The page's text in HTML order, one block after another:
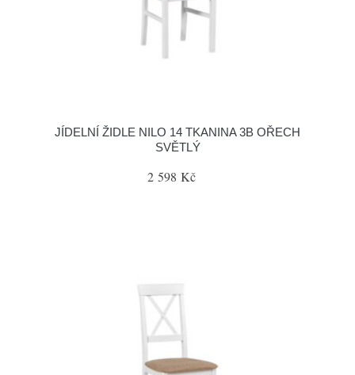
JÍDELNÍ ŽIDLE NILO 14 TKANINA 3B OŘECH
SVĚTLÝ
2 598 Kč